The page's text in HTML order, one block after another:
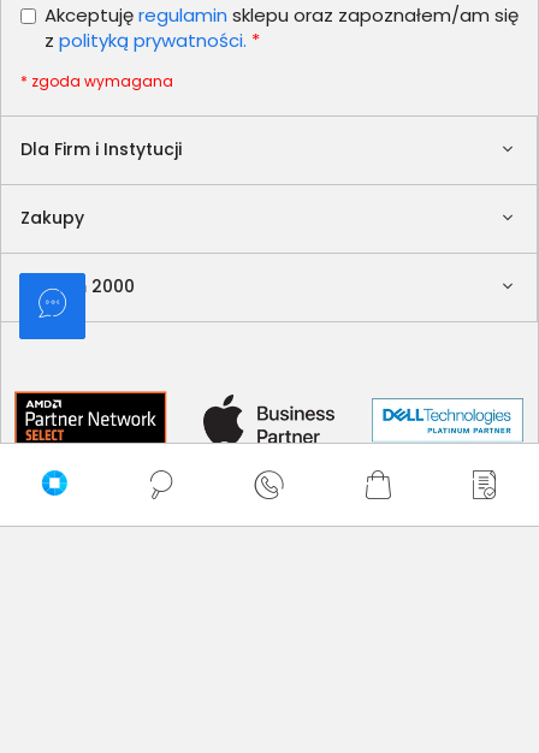
Dla Firm i Instytucji
Zakupy
Delkom 2000
Akceptujęregulamin sklepu oraz zapoznałem/am się
z polityką prywatności. *
* zgoda wymagana